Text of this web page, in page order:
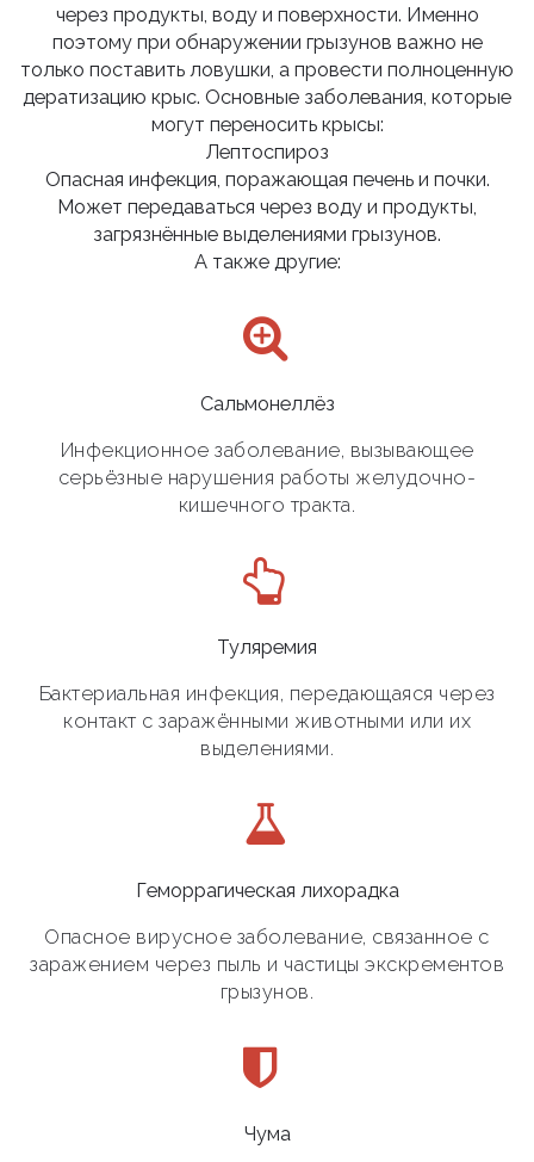
через продукты, воду и поверхности. Именно
поэтому при обнаружении грызунов важно не
только поставить ловушки, а провести полноценную
дератизацию крыс. Основные заболевания, которые
могут переносить крысы:
Лептоспироз
Опасная инфекция, поражающая печень и почки.
Может передаваться через воду и продукты,
загрязнённые выделениями грызунов.
А также другие:
Сальмонеллёз
Инфекционное заболевание, вызывающее
серьёзные нарушения работы желудочно-
кишечного тракта.
Туляремия
Бактериальная инфекция, передающаяся через
контакт с заражёнными животными или их
выделениями.
Геморрагическая лихорадка
Опасное вирусное заболевание, связанное с
заражением через пыль и частицы экскрементов
грызунов.
Чума